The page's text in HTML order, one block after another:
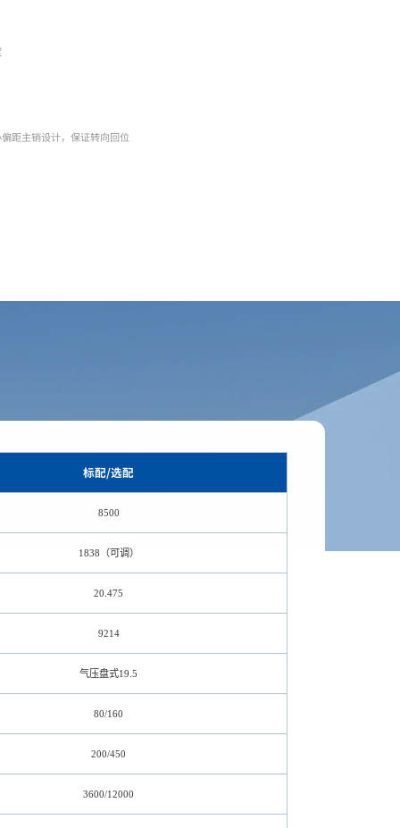
距主销设计，保证转向回位
标配/选配
8500
1838（可调）
20.475
9214
气压盘式19.5
80/160
200/450
3600/12000